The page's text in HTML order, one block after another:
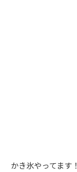
かき氷やってます！